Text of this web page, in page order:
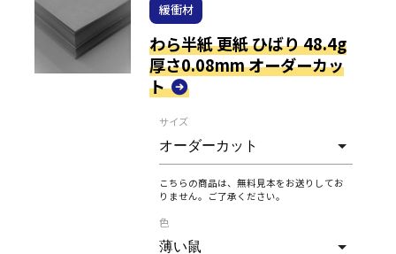
緩衝材
わら半紙 更紙 ひばり 48.4g
厚さ0.08mm オーダーカッ
ト
サイズ
こちらの商品は、無料見本をお送りしてお
りません。ご了承ください。
色